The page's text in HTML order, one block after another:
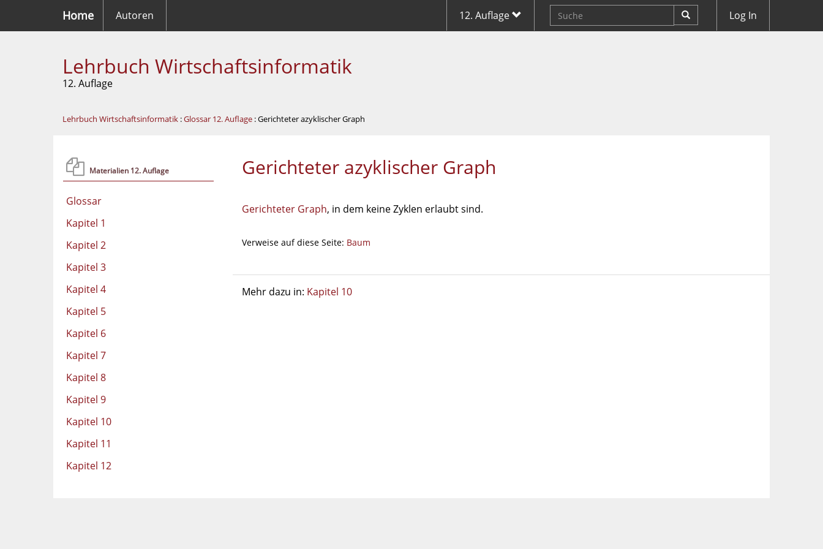
Home Autoren 12. Auflage Log In
Lehrbuch Wirtschaftsinformatik
12. Auflage
Lehrbuch Wirtschaftsinformatik :Glossar 12. Auflage : Gerichteter azyklischer Graph
Materialien 12. Auflage
Glossar
Kapitel 1
Kapitel 2
Kapitel 3
Kapitel 4
Kapitel 5
Kapitel 6
Kapitel 7
Kapitel 8
Kapitel 9
Kapitel 10
Kapitel 11
Kapitel 12
Gerichteter azyklischer Graph
Gerichteter Graph, in dem keine Zyklen erlaubt sind.
Verweise auf diese Seite: Baum
Mehr dazu in: Kapitel 10